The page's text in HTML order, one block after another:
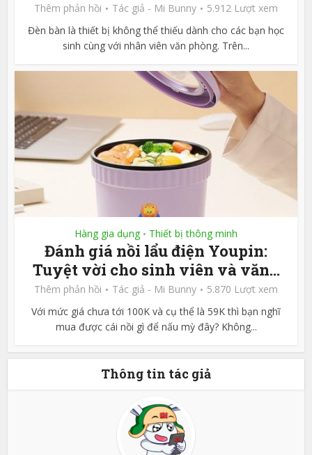
Thêm phản hồi Tác giả - Mi Bunny
5.912 Lượt xem
Đèn bàn là thiết bị không thể thiếu dành cho các bạn học
sinh cùng với nhân viên văn phòng. Trên...
Hàng gia dụng • Thiết bị thông minh
Đánh giá nồi lẩu điện Youpin:
Tuyệt vời cho sinh viên và văn...
Thêm phản hồi Tác giả - Mi Bunny
5.870 Lượt xem
Với mức giá chưa tới 100K và cụ thể là 59K thì bạn nghĩ
mua được cái nồi gì để nấu mỳ đây? Không...
Thông tin tác giả